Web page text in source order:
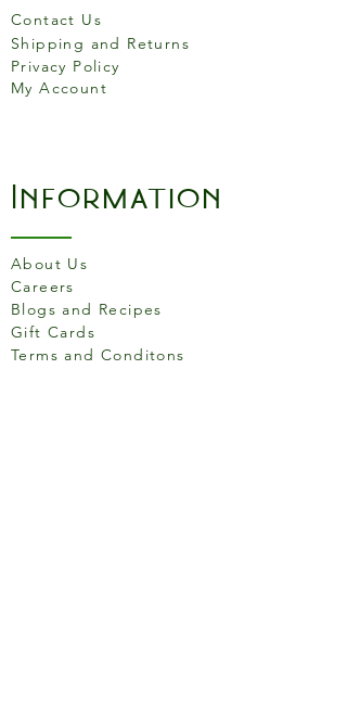
Contact Us
Shipping and Returns
Privacy Policy
My Account
Information
About Us
Careers
Blogs and Recipes
Gift Cards
Terms and Conditons